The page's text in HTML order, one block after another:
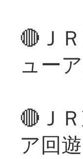
🔴Ｊ
ュー
🔴Ｊ
ア回